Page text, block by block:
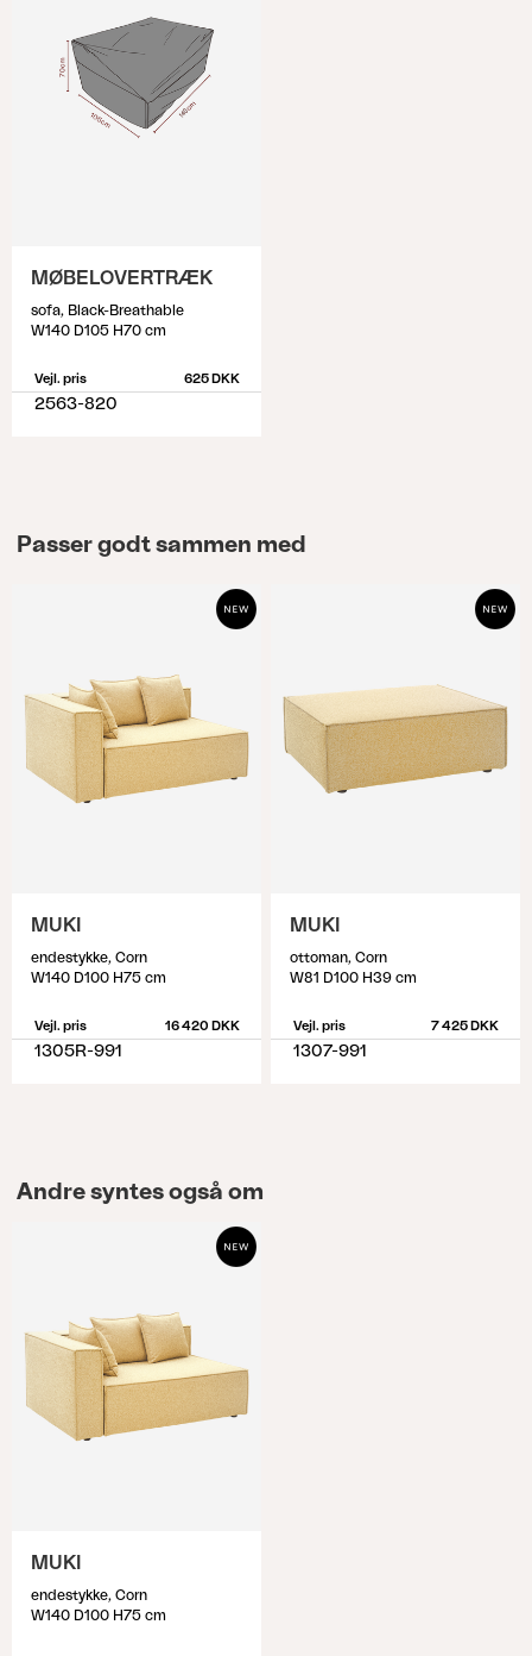
MØBELOVERTRÆK
sofa, Black-Breathable
W140 D105 H70 cm
Vejl. pris 625 DKK
2563-820
Passer godt sammen med
MUKI
endestykke, Corn
W140 D100 H75 cm
Vejl. pris 16 420 DKK
1305R-991
MUKI
ottoman, Corn
W81 D100 H39 cm
Vejl. pris 7 425 DKK
1307-991
Andre syntes også om
MUKI
endestykke, Corn
W140 D100 H75 cm